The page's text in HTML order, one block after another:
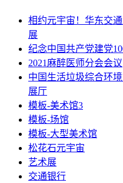
相约元宇宙！华东交
展
纪念中国共产党建党
2021麻醉医师分会会议
中国生活垃圾综合环
展厅
模板-美术馆3
模板-场馆
模板-大型美术馆
松花石元宇宙
艺术展
交通银行